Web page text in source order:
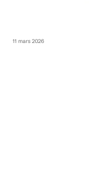
11 mars 2026